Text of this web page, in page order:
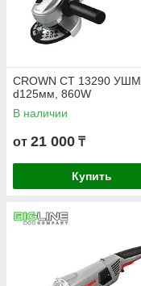
CROWN СТ 13290 УШМ
d125мм, 860W
В наличии
от 21 000 ₸
Купить